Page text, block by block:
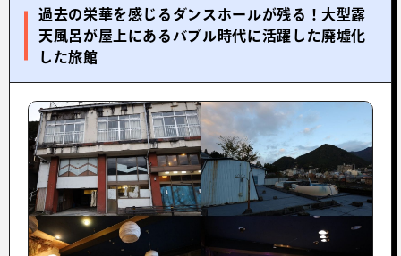
過去の栄華を感じるダンスホールが残る！大型露
天風呂が屋上にあるバブル時代に活躍した廃墟化
した旅館